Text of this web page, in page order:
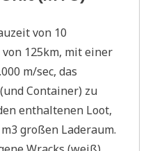
von 10
125km, mit einer
m/sec, das
Container) zu
enthaltenen Loot,
großen Laderaum.